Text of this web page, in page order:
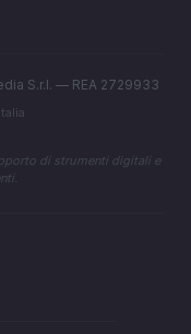
S.r.l. — REA 2729933
di strumenti digitali e